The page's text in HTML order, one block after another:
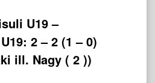
U19 –
2 – 2 (1 – 0)
ill. Nagy ( 2 ))